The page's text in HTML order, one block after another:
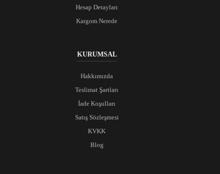
Hesap Detayları
Kargom Nerede
KURUMSAL
Hakkımızda
Teslimat Şartları
İade Koşulları
Satış Sözleşmesi
KVKK
Blog